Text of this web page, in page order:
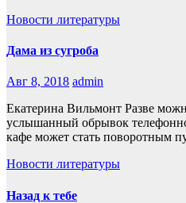
Новости литературы
Дама из сугроба
Авг 8, 2018 admin
Екатерина Вильмонт Разве
услышанный обрывок
кафе может стать поворотным
Новости литературы
Назад к тебе